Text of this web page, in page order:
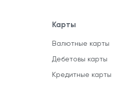
Карты
Валютные карты
Дебетовы карты
Кредитные карты